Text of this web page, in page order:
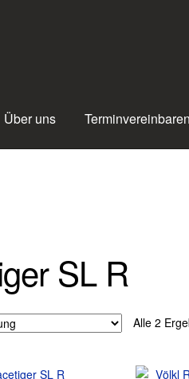
Über uns Terminvereinbaren
SL R
Alle 2